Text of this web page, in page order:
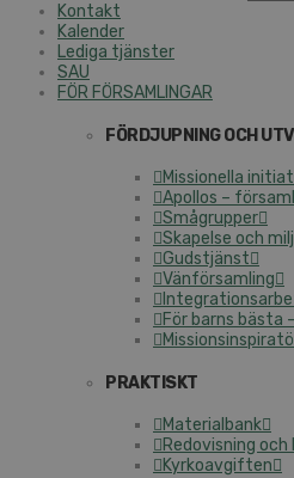
Kontakt
Kalender
Lediga tjänster
SAU
FÖR FÖR­SAM­LING­AR
FÖR­DJUP­NING OCH
Mis­sio­nel­la
Apollos –
Små­grup­per
Skapelse och
Guds­tjänst
Vän­för­sam­ling
För barns bästa
PRAKTISKT
Ma­te­ri­al­bank
Re­do­vis­ning
Kyr­ko­av­gif­ten